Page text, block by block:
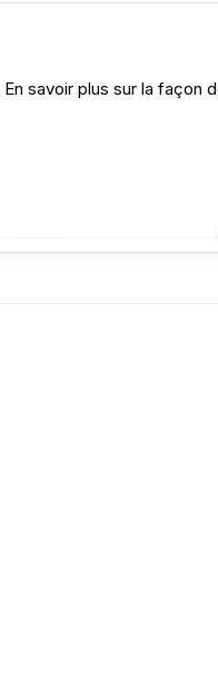
En savoir plus sur la façon